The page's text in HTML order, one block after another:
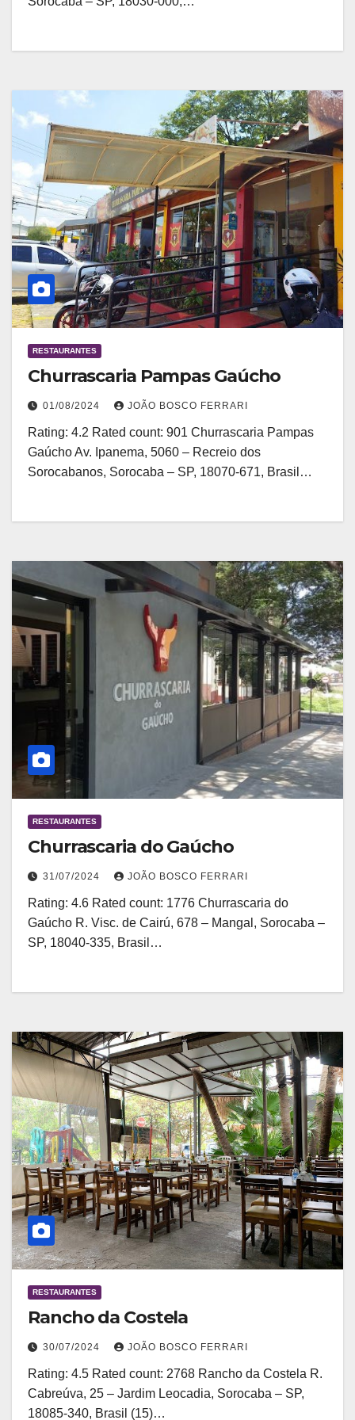
RESTAURANTES
Churrascaria Pampas Gaúcho
01/08/2024 JOÃO BOSCO FERRARI
Rating: 4.2 Rated count: 901 Churrascaria Pampas
Gaúcho Av. Ipanema, 5060 – Recreio dos
Sorocabanos, Sorocaba – SP, 18070-671, Brasil…
RESTAURANTES
Churrascaria do Gaúcho
31/07/2024 JOÃO BOSCO FERRARI
Rating: 4.6 Rated count: 1776 Churrascaria do
Gaúcho R. Visc. de Cairú, 678 – Mangal, Sorocaba –
SP, 18040-335, Brasil…
RESTAURANTES
Rancho da Costela
30/07/2024 JOÃO BOSCO FERRARI
Rating: 4.5 Rated count: 2768 Rancho da Costela R.
Cabreúva, 25 – Jardim Leocadia, Sorocaba – SP,
18085-340, Brasil (15)…